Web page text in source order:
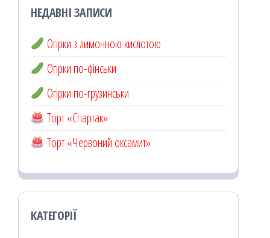
НЕДАВНІ ЗАПИСИ
Огірки з лимонною кислотою
Огірки по-фінськи
Огірки по-грузинськи
Торт «Спартак»
Торт «Червоний оксамит»
КАТЕГОРІЇ